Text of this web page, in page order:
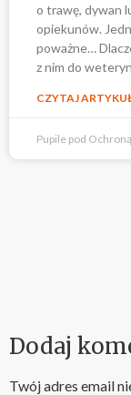
o trawę, dywan
opiekunów.
poważne…
z nim do
CZYTAJ
Pupile pod Ochroną
Dodaj
Twój adres email